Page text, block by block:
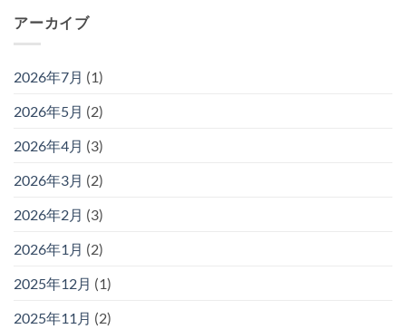
アーカイブ
2026年7月 (1)
2026年5月 (2)
2026年4月 (3)
2026年3月 (2)
2026年2月 (3)
2026年1月 (2)
2025年12月 (1)
2025年11月 (2)